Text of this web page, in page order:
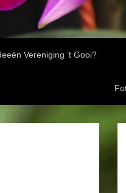
Vereniging ’t Gooi?